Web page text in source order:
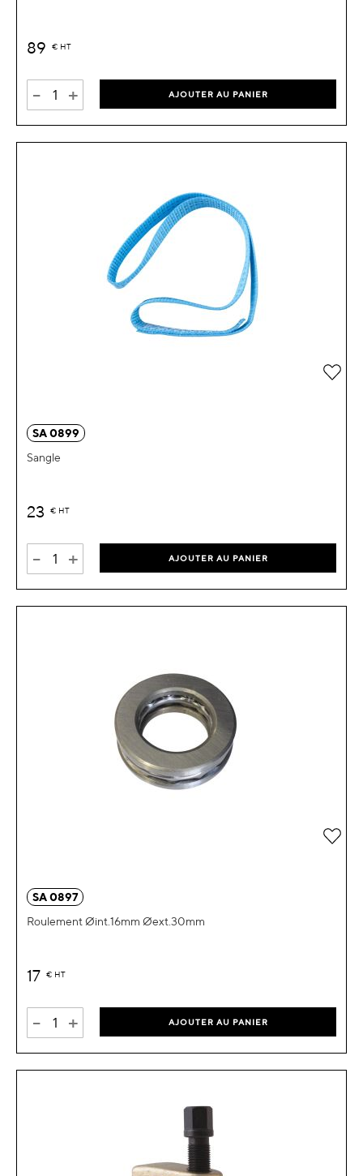
89 € HT
- + AJOUTER AU PANIER
SA 0899
Sangle
23 € HT
- + AJOUTER AU PANIER
SA 0897
Roulement Øint.16mm Øext.30mm
17 € HT
- + AJOUTER AU PANIER